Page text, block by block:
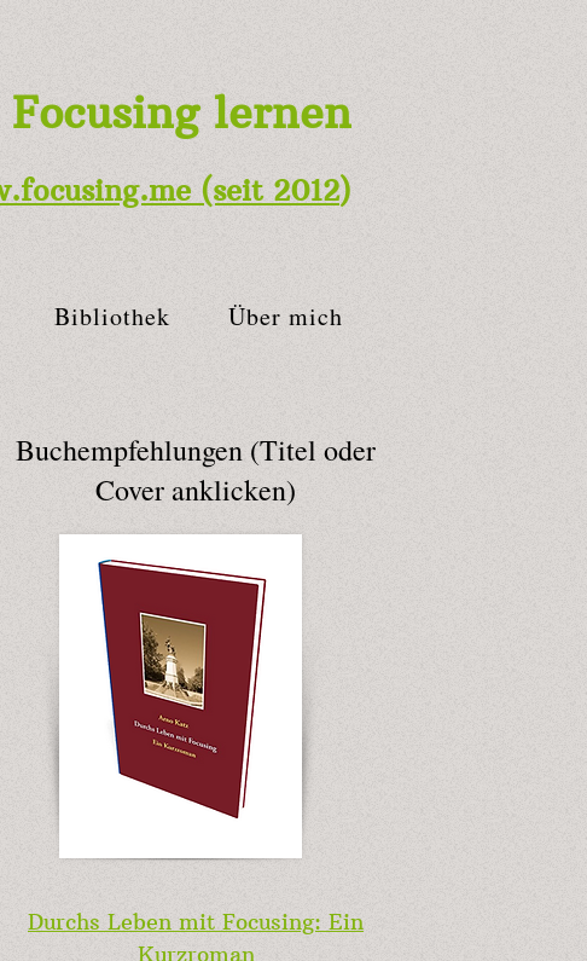
lernen
focusing.me (seit 2012)
Bibliothek Über mich
Buchempfehlungen (Titel oder
Cover anklicken)
Durchs Leben mit Focusing: Ein
Kurzroman